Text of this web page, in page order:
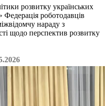
розвитку українських
Федерація роботодавців
нараду з
щодо перспектив розвитку